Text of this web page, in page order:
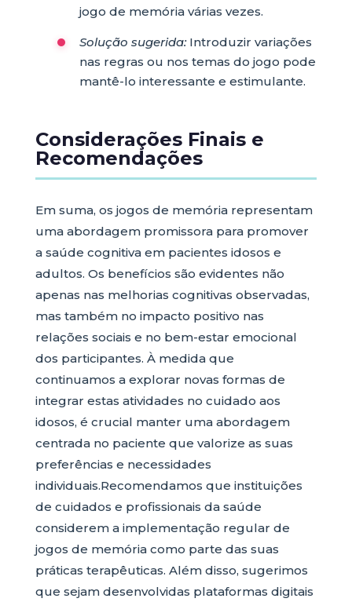
jogo de memória várias vezes.
Solução sugerida:Introduzir variações
nas regras ou nos temas do jogo pode
mantê-lo interessante e estimulante.
Considerações Finais e
Recomendações
Em suma, os jogos de memória representam
uma abordagem promissora para promover
a saúde cognitiva em pacientes idosos e
adultos. Os benefícios são evidentes não
apenas nas melhorias cognitivas observadas,
mas também no impacto positivo nas
relações sociais e no bem-estar emocional
dos participantes. À medida que
continuamos a explorar novas formas de
integrar estas atividades no cuidado aos
idosos, é crucial manter uma abordagem
centrada no paciente que valorize as suas
preferências e necessidades
individuais.Recomendamos que instituições
de cuidados e profissionais da saúde
considerem a implementação regular de
jogos de memória como parte das suas
práticas terapêuticas. Além disso, sugerimos
que sejam desenvolvidas plataformas digitais